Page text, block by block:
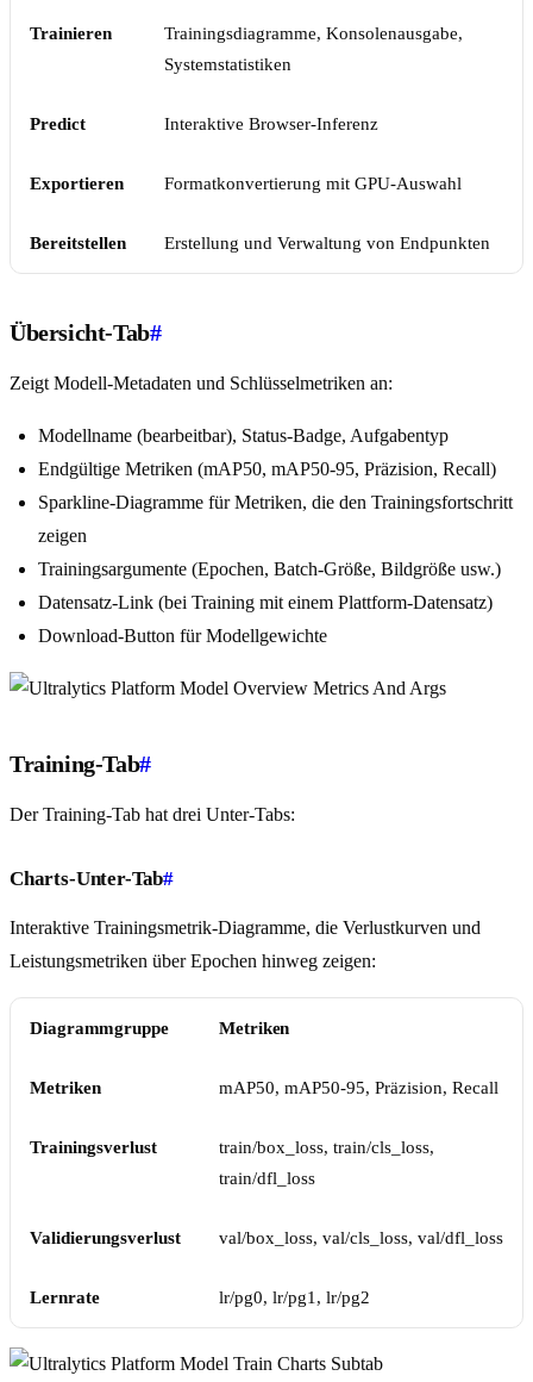
Trainieren
Trainingsdiagramme, Konsolenausgabe,
Systemstatistiken
Predict Interaktive Browser-Inferenz
Exportieren Formatkonvertierung mit GPU-Auswahl
Bereitstellen Erstellung und Verwaltung von Endpunkten
Übersicht-Tab#
Zeigt Modell-Metadaten und Schlüsselmetriken an:
Modellname (bearbeitbar), Status-Badge, Aufgabentyp
Endgültige Metriken (mAP50, mAP50-95, Präzision, Recall)
Sparkline-Diagramme für Metriken, die den Trainingsfortschritt
zeigen
Trainingsargumente (Epochen, Batch-Größe, Bildgröße usw.)
Datensatz-Link (bei Training mit einem Plattform-Datensatz)
Download-Button für Modellgewichte
Training-Tab#
Der Training-Tab hat drei Unter-Tabs:
Charts-Unter-Tab#
Interaktive Trainingsmetrik-Diagramme, die Verlustkurven und
Leistungsmetriken über Epochen hinweg zeigen:
Diagrammgruppe Metriken
Metriken mAP50, mAP50-95, Präzision, Recall
Trainingsverlust
train/box_loss, train/cls_loss,
train/dfl_loss
Validierungsverlust val/box_loss, val/cls_loss, val/dfl_loss
Lernrate lr/pg0, lr/pg1, lr/pg2